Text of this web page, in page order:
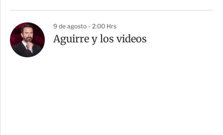
9 de agosto - 2:00 Hrs
Aguirre y los videos